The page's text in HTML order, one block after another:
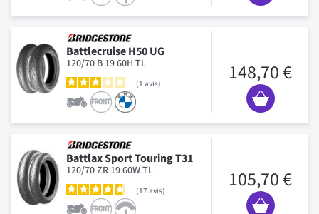
Battlecruise H50 UG
120/70 B 19 60H TL
1 avis 148,70 €
Battlax Sport Touring T31
120/70 ZR 19 60W TL
17 avis 105,70 €